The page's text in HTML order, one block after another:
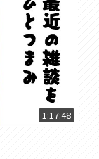
1:17:48